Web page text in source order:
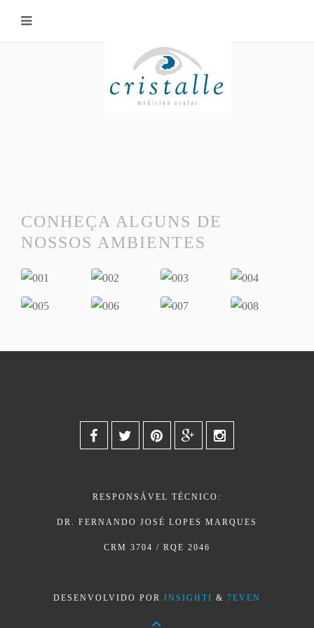
CONHEÇA ALGUNS DE
NOSSOS AMBIENTES
RESPONSÁVEL TÉCNICO:
DR. FERNANDO JOSÉ LOPES MARQUES
CRM 3704 / RQE 2046
DESENVOLVIDO POR INSIGHTI & 7EVEN